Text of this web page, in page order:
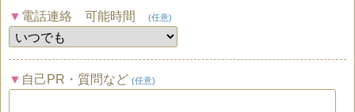
電話連絡 可能時間 (任意)
自己PR・質問など (任意)